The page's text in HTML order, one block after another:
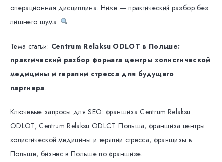
операционная дисциплина. Ниже — практический разбор без
лишнего шума.
Тема статьи: Centrum Relaksu ODLOT в Польше:
практический разбор формата центры холистической
медицины и терапии стресса для будущего
партнера.
Ключевые запросы для SEO: франшиза Centrum Relaksu
ODLOT, Centrum Relaksu ODLOT Польша, франшиза центры
холистической медицины и терапии стресса, франшизы в
Польше, бизнес в Польше по франшизе.